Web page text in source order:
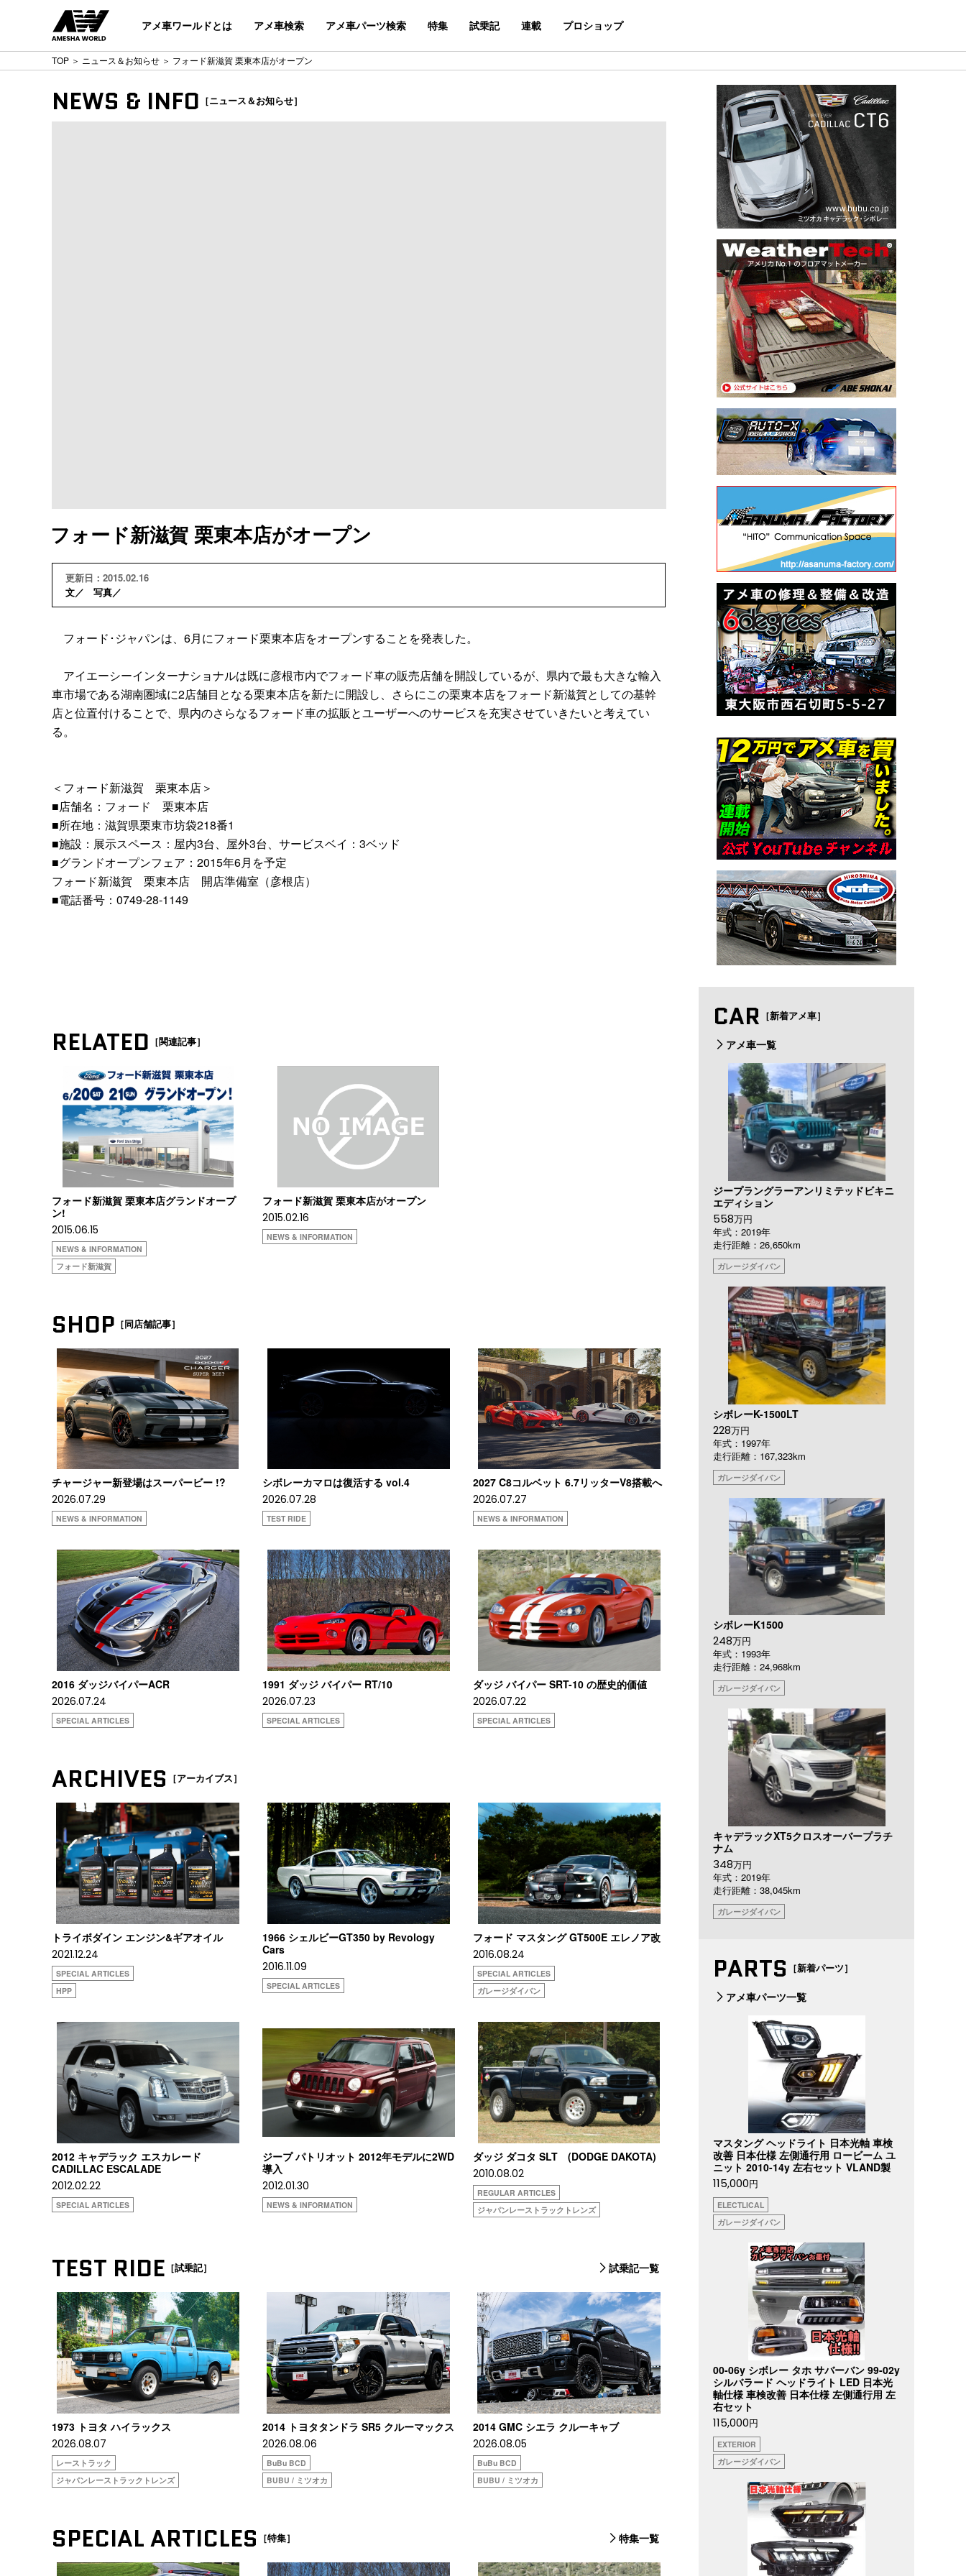
アメ車ワールドとは アメ車検索 アメ車パーツ検索 特集 試乗記 連載 プロショップ
TOP ＞ ニュース＆お知らせ ＞ フォード新滋賀 栗東本店がオープン
NEWS & INFO ［ニュース＆お知らせ］
フォード新滋賀 栗東本店がオープン
更新日：2015.02.16
文／ 写真／
フォード･ジャパンは、6月にフォード栗東本店をオープンすることを発表した。
アイエーシーインターナショナルは既に彦根市内でフォード車の販売店舗を開設しているが、県内で最も大きな輸入
車市場である湖南圏域に2店舗目となる栗東本店を新たに開設し、さらにこの栗東本店をフォード新滋賀としての基幹
店と位置付けることで、県内のさらなるフォード車の拡販とユーザーへのサービスを充実させていきたいと考えてい
る。
＜フォード新滋賀 栗東本店＞
■店舗名：フォード 栗東本店
■所在地：滋賀県栗東市坊袋218番1
■施設：展示スペース：屋内3台、屋外3台、サービスベイ：3ベッド
■グランドオープンフェア：2015年6月を予定
フォード新滋賀 栗東本店 開店準備室（彦根店）
■電話番号：0749-28-1149
RELATED ［関連記事］
フォード新滋賀 栗東本店グランドオープ
ン!
2015.06.15
NEWS & INFORMATION
フォード新滋賀
フォード新滋賀 栗東本店がオープン
2015.02.16
NEWS & INFORMATION
SHOP ［同店舗記事］
チャージャー新登場はスーパービー !?
2026.07.29
NEWS & INFORMATION
シボレーカマロは復活する vol.4
2026.07.28
TEST RIDE
2027 C8コルベット 6.7リッターV8搭載へ
2026.07.27
NEWS & INFORMATION
2016 ダッジバイパーACR
2026.07.24
SPECIAL ARTICLES
1991 ダッジ バイパー RT/10
2026.07.23
SPECIAL ARTICLES
ダッジ バイパー SRT-10 の歴史的価値
2026.07.22
SPECIAL ARTICLES
ARCHIVES ［アーカイブス］
トライボダイン エンジン&ギアオイル
2021.12.24
SPECIAL ARTICLES
HPP
1966 シェルビーGT350 by Revology
Cars
2016.11.09
SPECIAL ARTICLES
フォード マスタング GT500E エレノア改
2016.08.24
SPECIAL ARTICLES
ガレージダイバン
2012 キャデラック エスカレード
CADILLAC ESCALADE
2012.02.22
SPECIAL ARTICLES
ジープ パトリオット 2012年モデルに2WD
導入
2012.01.30
NEWS & INFORMATION
ダッジ ダコタ SLT (DODGE DAKOTA)
2010.08.02
REGULAR ARTICLES
ジャパンレーストラックトレンズ
TEST RIDE ［試乗記］ 試乗記一覧
1973 トヨタ ハイラックス
2026.08.07
レーストラック
ジャパンレーストラックトレンズ
2014 トヨタタンドラ SR5 クルーマックス
2026.08.06
BuBu BCD
BUBU / ミツオカ
2014 GMC シエラ クルーキャブ
2026.08.05
BuBu BCD
BUBU / ミツオカ
SPECIAL ARTICLES ［特集］ 特集一覧
CAR ［新着アメ車］
アメ車一覧
ジープラングラーアンリミテッドビキニ
エディション
558万円
年式：2019年
走行距離：26,650km
ガレージダイバン
シボレーK-1500LT
228万円
年式：1997年
走行距離：167,323km
ガレージダイバン
シボレーK1500
248万円
年式：1993年
走行距離：24,968km
ガレージダイバン
キャデラックXT5クロスオーバープラチ
ナム
348万円
年式：2019年
走行距離：38,045km
ガレージダイバン
PARTS ［新着パーツ］
アメ車パーツ一覧
マスタング ヘッドライト 日本光軸 車検
改善 日本仕様 左側通行用 ロービーム ユ
ニット 2010-14y 左右セット VLAND製
115,000円
ELECTLICAL
ガレージダイバン
00-06y シボレー タホ サバーバン 99-02y
シルバラード ヘッドライト LED 日本光
軸仕様 車検改善 日本仕様 左側通行用 左
右セット
115,000円
EXTERIOR
ガレージダイバン